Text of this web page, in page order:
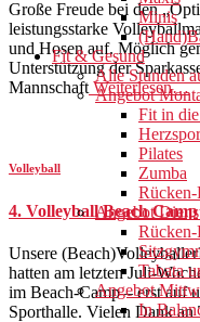
Minis
Fit & Gesund
Alle Stunden
Angebot
Fit in
Pilates
Zumba
Angebot
Tabata
Angebot
In
Große Freude bei den
leistungsstarke
und Hosen auf. Möglich
Unterstützung der
Mannschaft Weiterlesen…
Volleyball
4. Volleyball Beach Camp
Unsere
hatten am letzten Juli-
im Beach-Camp – erst auf
Sporthalle. Vielen Dank